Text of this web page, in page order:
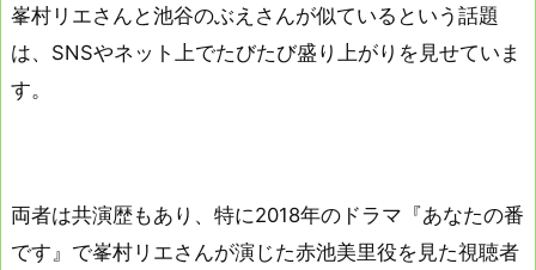
峯村リエさんと池谷のぶえさんが似ているという話題
は、SNSやネット上でたびたび盛り上がりを見せていま
す。
両者は共演歴もあり、特に2018年のドラマ『あなたの番
です』で峯村リエさんが演じた赤池美里役を見た視聴者